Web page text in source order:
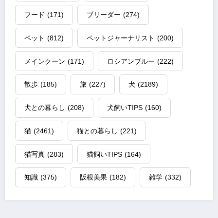
フード (171) ブリーダー (274)
ペット (812) ペットジャーナリスト (200)
メインクーン (171) ロシアンブルー (222)
散歩 (185) 旅 (227) 犬 (2189)
犬との暮らし (208) 犬飼いTIPS (160)
猫 (2461) 猫との暮らし (221)
猫写真 (283) 猫飼いTIPS (164)
知識 (375) 阪根美果 (182) 雑学 (332)